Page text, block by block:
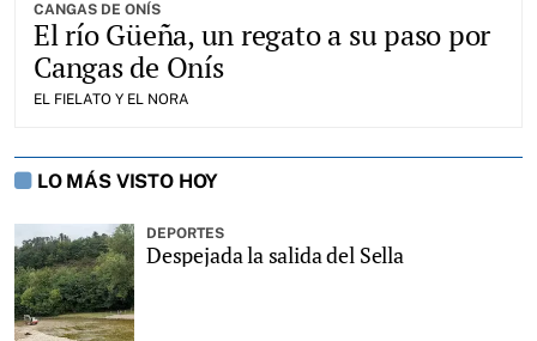
CANGAS DE ONÍS
El río Güeña, un regato a su paso por
Cangas de Onís
EL FIELATO Y EL NORA
LO MÁS VISTO HOY
DEPORTES
Despejada la salida del Sella